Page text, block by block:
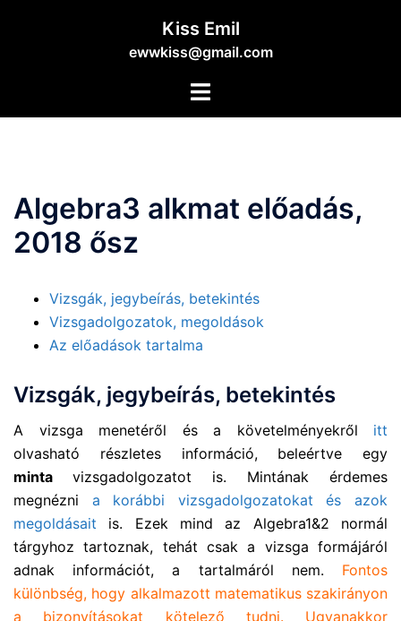
Kiss Emil
ewwkiss@gmail.com
Toggle
Algebra3 alkmat előadás,
2018 ősz
Vizsgák, jegybeírás, betekintés
Vizsgadolgozatok, megoldások
Az előadások tartalma
Vizsgák, jegybeírás, betekintés
A vizsga menetéről és a követelményekről itt
olvasható részletes információ, beleértve egy
minta vizsgadolgozatot is. Mintának érdemes
megnézni a korábbi vizsgadolgozatokat és azok
megoldásait is. Ezek mind az Algebra1&2 normál
tárgyhoz tartoznak, tehát csak a vizsga formájáról
adnak információt, a tartalmáról nem. Fontos
különbség, hogy alkalmazott matematikus szakirányon
a bizonyításokat kötelező tudni. Ugyanakkor